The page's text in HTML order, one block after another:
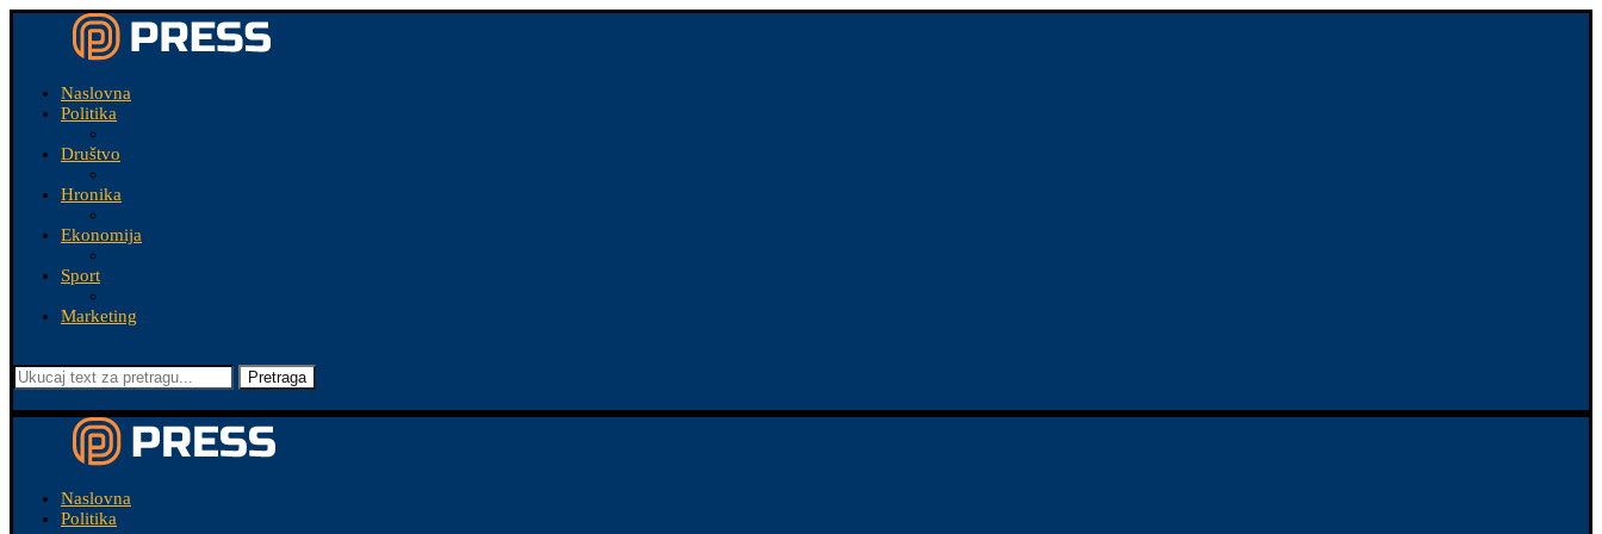
Naslovna
Politika
Društvo
Hronika
Ekonomija
Sport
Marketing
Pretraga
Naslovna
Politika